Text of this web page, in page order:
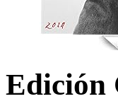
Edición